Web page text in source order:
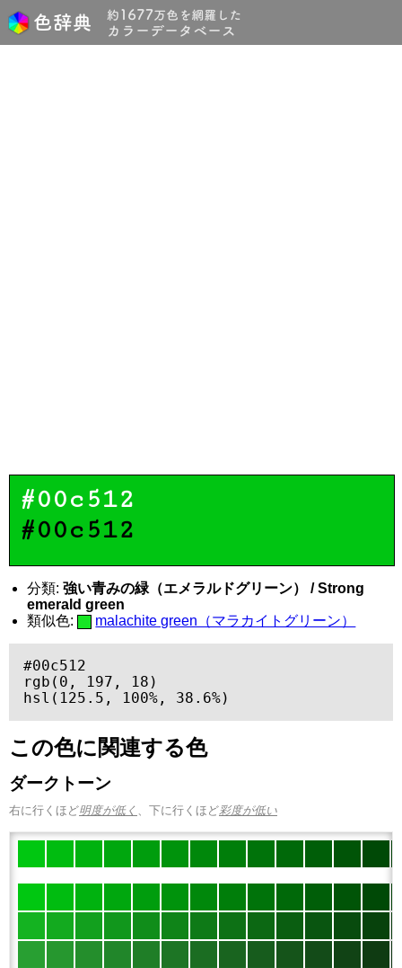
#00c512
#00c512
分類: 強い青みの緑（エメラルドグリーン） / Strong
emerald green
類似色:
malachite green（マラカイトグリーン）
#00c512
rgb(0, 197, 18)
hsl(125.5, 100%, 38.6%)
この色に関連する色
ダークトーン
右に行くほど明度が低く 、下に行くほど彩度が低い